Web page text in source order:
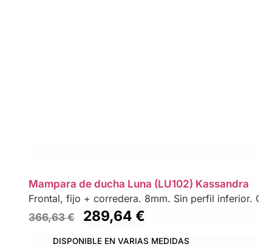
Mampara de ducha Luna (LU102) Kassandra
Frontal, fijo + corredera. 8mm. Sin perfil inferior.
366,63€ 289,64€
DISPONIBLE EN VARIAS MEDIDAS